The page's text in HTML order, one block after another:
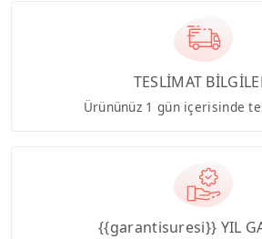
TESLİMAT
Ürününüz 1 gün içerisinde
{{garantisuresi}} YIL